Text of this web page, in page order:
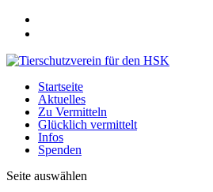
Startseite
Aktuelles
Zu Vermitteln
Glücklich vermittelt
Infos
Spenden
Seite auswählen